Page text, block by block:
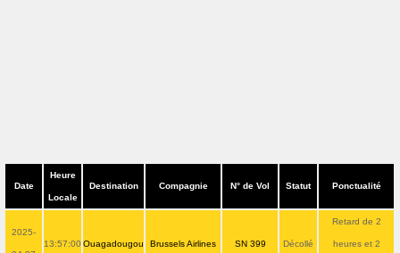
Date
Heure
Locale
Destination Compagnie N° de Vol Statut Ponctualité
2025-
13:57:00 Ouagadougou Brussels Airlines SN 399 Décollé
Retard de 2
heures et 2